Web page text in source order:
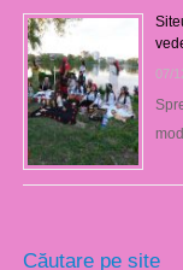
07/
Căutare pe site